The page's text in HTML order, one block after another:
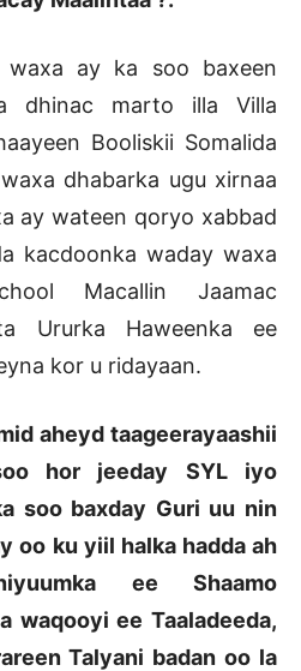
waxa ay ka soo baxeen
dhinac marto illa Villa
Booliskii Somalida
dhabarka ugu xirnaa
ay wateen qoryo xabbad
kacdoonka waday waxa
Macallin Jaamac
Ururka Haweenka ee
kor u ridayaan.
aheyd taageerayaashii
hor jeeday SYL iyo
soo baxday Guri uu nin
oo ku yiil halka hadda ah
ee Shaamo
waqooyi ee Taaladeeda,
Talyani badan oo la